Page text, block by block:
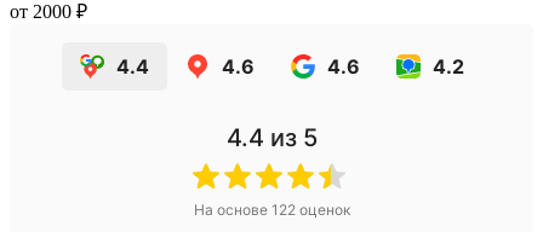
от 2000 ₽
4.4 4.6 4.6 4.2
4.4 из 5
На основе 122оценок